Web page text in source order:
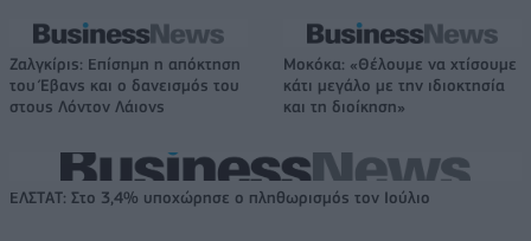
Ζαλγκίρις: Επίσημη η απόκτηση
του Έβανς και ο δανεισμός του
στους Λόντον Λάιονς
Μοκόκα: «Θέλουμε να χτίσουμε
κάτι μεγάλο με την ιδιοκτησία
και τη διοίκηση»
ΕΛΣΤΑΤ: Στο 3,4% υποχώρησε ο πληθωρισμός τον Ιούλιο